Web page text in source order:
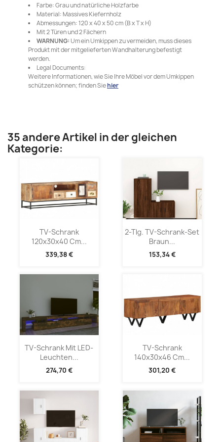
Farbe: Grau und natürliche Holzfarbe
Material: Massives Kiefernholz
Abmessungen: 120 x 40 x 50 cm (B x T x H)
Mit 2 Türen und 2 Fächern
WARNUNG: Um ein Umkippen zu vermeiden, muss dieses
Produkt mit der mitgelieferten Wandhalterung befestigt
werden.
Legal Documents:
Weitere Informationen, wie Sie Ihre Möbel vor dem Umkippen
schützen können; finden Siehier
35 andere Artikel in der gleichen
Kategorie:
TV-Schrank
120x30x40 Cm...
339,38 €
2-Tlg. TV-Schrank-Set
Braun...
153,34 €
TV-Schrank Mit LED-
Leuchten...
274,70 €
TV-Schrank
140x30x46 Cm...
301,20 €